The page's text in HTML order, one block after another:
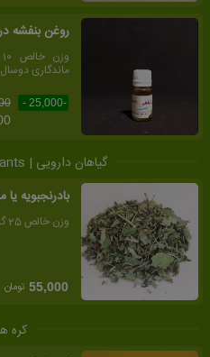
روغن بنفشه
ماندگاری
-25,000 -
گیاهان دارویی | Medicinal Plants
بادرنجبویه یا ملیس
وزن خالص 25 گرم ، مناسب برای همه افراد
55,000 تومان
کره